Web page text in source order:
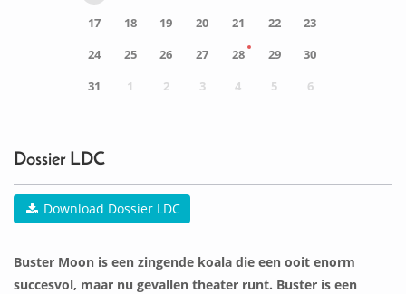
17
18 19 20 21 22
23
24
25 26 27 28 29
30
31
1 2 3 4 5 6
Dossier LDC
Download Dossier LDC
Buster Moon is een zingende koala die een ooit enorm
succesvol, maar nu gevallen theater runt. Buster is een